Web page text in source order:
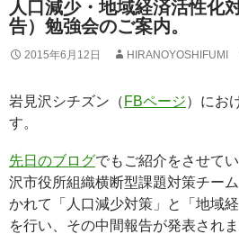
へ
移
動
人口減少・地域経済活性化
告）勉強会のご案内。
2015年6月12日 HIRANOYOSHIFUMI
岩見沢シチズン（ FBページ）にお
す。
先日のブログでもご紹介をさせて
沢市役所組織横断型課題対策チー
かれて「人口減少対策」と「地域
を行い、その中間報告が発表されま